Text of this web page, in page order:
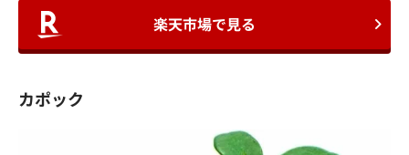
楽天市場で見る
カポック